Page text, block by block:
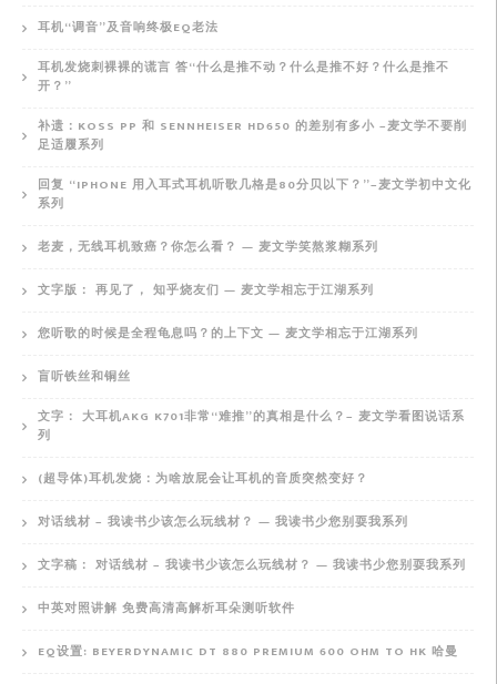
耳机“调音”及音响终极EQ老法
耳机发烧刺裸裸的谎言 答“什么是推不动？什么是推不好？什么是推不
开？”
补遗：KOSS PP 和 SENNHEISER HD650 的差别有多小 –麦文学不要削
足适履系列
回复 “IPHONE 用入耳式耳机听歌几格是80分贝以下？”–麦文学初中文化
系列
老麦，无线耳机致癌？你怎么看？ — 麦文学笑熬浆糊系列
文字版： 再见了， 知乎烧友们 — 麦文学相忘于江湖系列
您听歌的时候是全程龟息吗？的上下文 — 麦文学相忘于江湖系列
盲听铁丝和铜丝
文字： 大耳机AKG K701非常“难推”的真相是什么？– 麦文学看图说话系
列
(超导体)耳机发烧：为啥放屁会让耳机的音质突然变好？
对话线材 – 我读书少该怎么玩线材？ — 我读书少您别耍我系列
文字稿： 对话线材 – 我读书少该怎么玩线材？ — 我读书少您别耍我系列
中英对照讲解 免费高清高解析耳朵测听软件
EQ设置: BEYERDYNAMIC DT 880 PREMIUM 600 OHM TO HK 哈曼